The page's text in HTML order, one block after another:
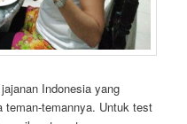
Indonesia yang
teman-temannya. Untuk test